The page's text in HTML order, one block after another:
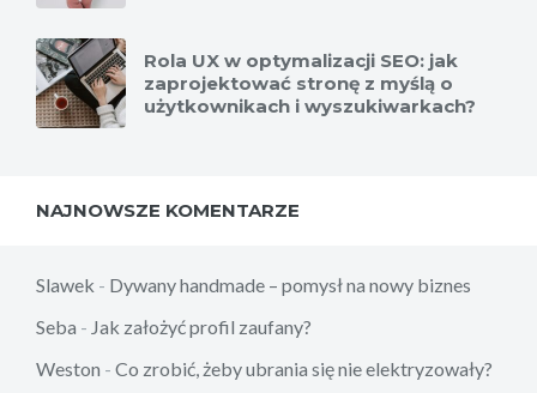
Rola UX w optymalizacji SEO: jak
zaprojektować stronę z myślą o
użytkownikach i wyszukiwarkach?
NAJNOWSZE KOMENTARZE
Slawek - Dywany handmade – pomysł na nowy biznes
Seba - Jak założyć profil zaufany?
Weston - Co zrobić, żeby ubrania się nie elektryzowały?